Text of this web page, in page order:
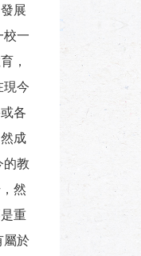
展
一
，
今
各
成
的教
然
重
屬於